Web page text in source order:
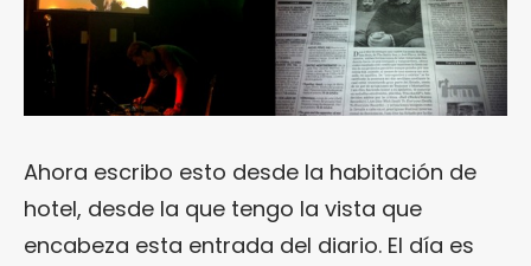
Ahora escribo esto desde la habitación de
hotel, desde la que tengo la vista que
encabeza esta entrada del diario. El día es